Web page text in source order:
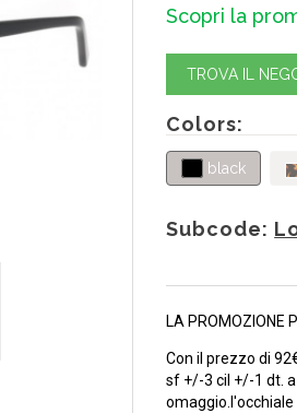
Scopri la
TROVA IL
Colors:
black
Subcode:
LA PROMOZIONE
Con il prezzo di
sf +/-3 cil +/-1 dt.